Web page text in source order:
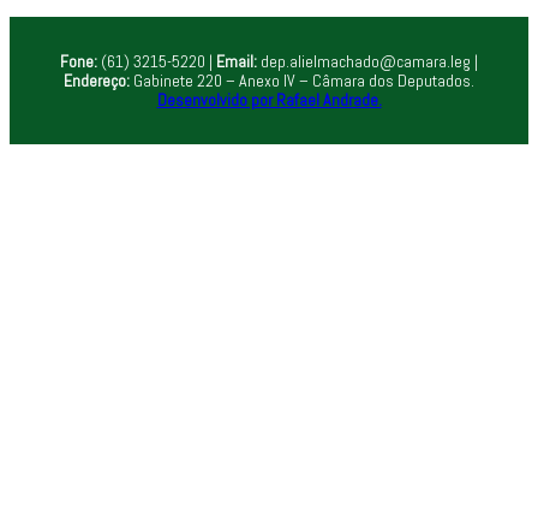
Fone: (61) 3215-5220 | Email: dep.alielmachado@camara.leg |
Endereço: Gabinete 220 – Anexo IV – Câmara dos Deputados.
Desenvolvido por Rafael Andrade.